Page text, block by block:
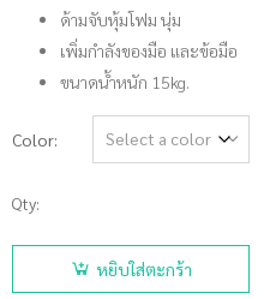
ด้ามจับหุ้มโฟม นุ่ม
เพิ่มกำลังของมือ และข้อมือ
ขนาดน้ำหนัก 15kg.
Color
Qty:
จำนวน
EXERCISE
แฮนด์กริ๊ป
หยิบใส่ตะกร้า